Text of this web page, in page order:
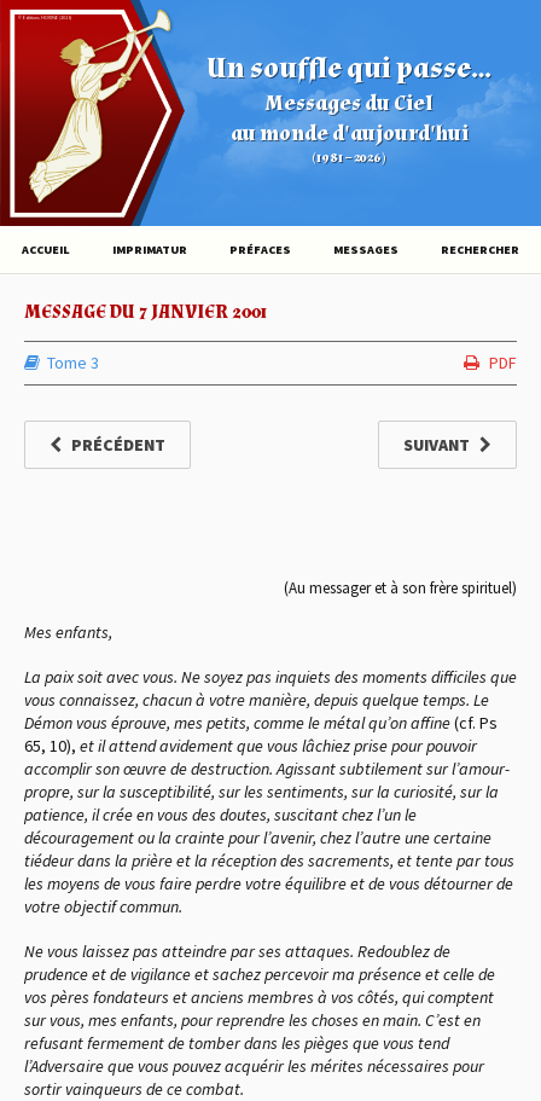
Un souffle qui passe...
Messages du Ciel
au monde d'aujourd'hui
(1981 – 2026)
© Éditions HOVINE (2026)
ACCUEIL IMPRIMATUR PRÉFACES MESSAGES RECHERCHER
MESSAGE DU 7 JANVIER 2001
Tome 3 PDF
PRÉCÉDENT SUIVANT
(Au messager et à son frère spirituel)
Mes enfants,
La paix soit avec vous. Ne soyez pas inquiets des moments difficiles que
vous connaissez, chacun à votre manière, depuis quelque temps. Le
Démon vous éprouve, mes petits, comme le métal qu’on affine(cf. Ps
65, 10), et il attend avidement que vous lâchiez prise pour pouvoir
accomplir son œuvre de destruction. Agissant subtilement sur l’amour-
propre, sur la susceptibilité, sur les sentiments, sur la curiosité, sur la
patience, il crée en vous des doutes, suscitant chez l’un le
découragement ou la crainte pour l’avenir, chez l’autre une certaine
tiédeur dans la prière et la réception des sacrements, et tente par tous
les moyens de vous faire perdre votre équilibre et de vous détourner de
votre objectif commun.
Ne vous laissez pas atteindre par ses attaques. Redoublez de
prudence et de vigilance et sachez percevoir ma présence et celle de
vos pères fondateurs et anciens membres à vos côtés, qui comptent
sur vous, mes enfants, pour reprendre les choses en main. C’est en
refusant fermement de tomber dans les pièges que vous tend
l’Adversaire que vous pouvez acquérir les mérites nécessaires pour
sortir vainqueurs de ce combat.